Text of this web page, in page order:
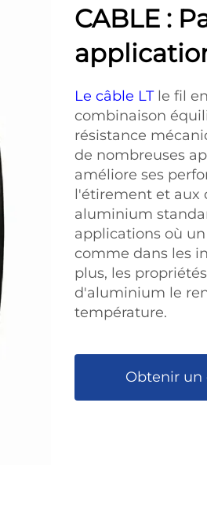
CABLE :
Le câble LT le fil
combinaison
résistance
de nombreuses
améliore ses
l'étirement et aux
aluminium
applications où
comme dans les
plus, les
d'aluminium le
température.
Obtenir un